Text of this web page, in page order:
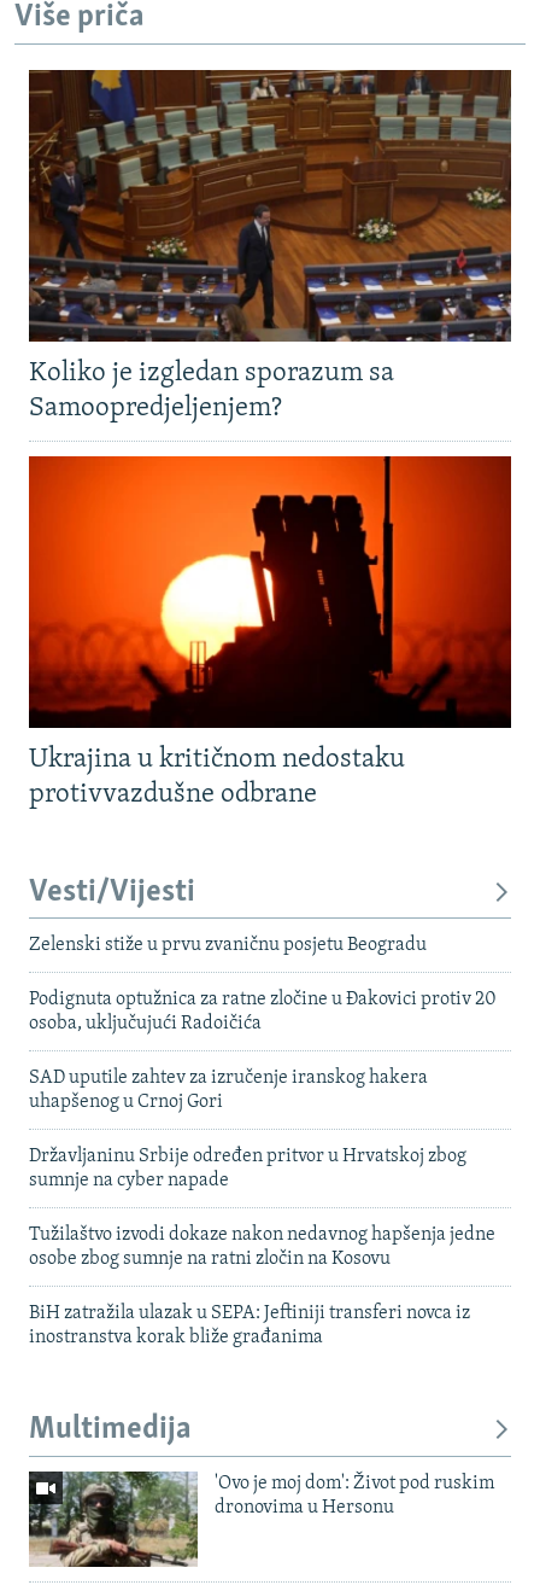
Više priča
Koliko je izgledan sporazum sa
Samoopredjeljenjem?
Ukrajina u kritičnom nedostaku
protivvazdušne odbrane
Vesti/Vijesti
Zelenski stiže u prvu zvaničnu posjetu Beogradu
Podignuta optužnica za ratne zločine u Đakovici protiv 20
osoba, uključujući Radoičića
SAD uputile zahtev za izručenje iranskog hakera
uhapšenog u Crnoj Gori
Državljaninu Srbije određen pritvor u Hrvatskoj zbog
sumnje na cyber napade
Tužilaštvo izvodi dokaze nakon nedavnog hapšenja jedne
osobe zbog sumnje na ratni zločin na Kosovu
BiH zatražila ulazak u SEPA: Jeftiniji transferi novca iz
inostranstva korak bliže građanima
Multimedija
'Ovo je moj dom': Život pod ruskim
dronovima u Hersonu